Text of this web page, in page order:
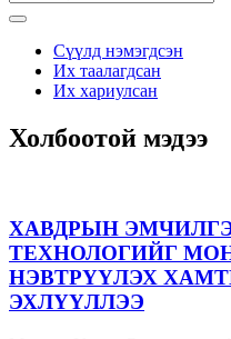
Сүүлд нэмэгдсэн
Их таалагдсан
Их хариулсан
Холбоотой мэдээ
ХАВДРЫН
ТЕХНОЛОГИЙГ
НЭВТРҮҮЛЭХ
ЭХЛҮҮЛЛЭЭ